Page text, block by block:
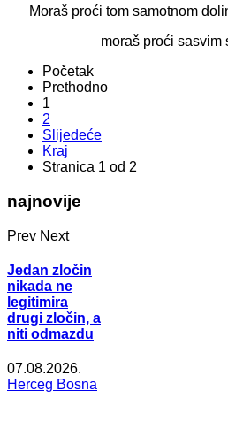
Moraš proći tom samotnom
moraš proći sasvim
Početak
Prethodno
1
2
Slijedeće
Kraj
Stranica 1 od 2
najnovije
Prev Next
Jedan zločin
nikada ne
legitimira
drugi zločin, a
niti odmazdu
07.08.2026.
Herceg Bosna